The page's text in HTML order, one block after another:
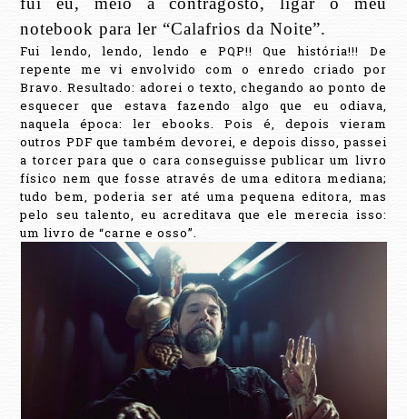
notebook para ler “Calafrios da Noite”.
Fui lendo, lendo, lendo e PQP!! Que história!!! De
repente me vi envolvido com o enredo criado por
Bravo. Resultado: adorei o texto, chegando ao ponto de
esquecer que estava fazendo algo que eu odiava,
naquela época: ler ebooks. Pois é, depois vieram
outros PDF que também devorei, e depois disso, passei
a torcer para que o cara conseguisse publicar um livro
físico nem que fosse através de uma editora mediana;
tudo bem, poderia ser até uma pequena editora, mas
pelo seu talento, eu acreditava que ele merecia isso:
um livro de “carne e osso”.